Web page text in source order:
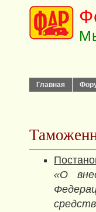
Главная
«О